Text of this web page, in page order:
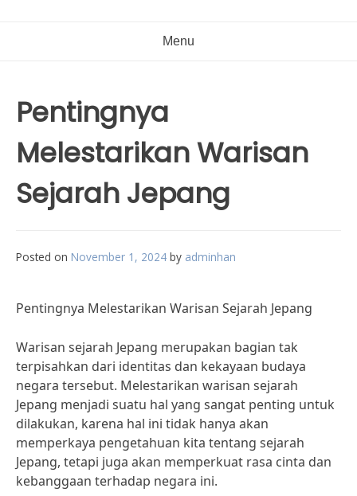
Menu
Pentingnya
Melestarikan Warisan
Sejarah Jepang
Posted on November 1, 2024 by adminhan
Pentingnya Melestarikan Warisan Sejarah Jepang
Warisan sejarah Jepang merupakan bagian tak
terpisahkan dari identitas dan kekayaan budaya
negara tersebut. Melestarikan warisan sejarah
Jepang menjadi suatu hal yang sangat penting untuk
dilakukan, karena hal ini tidak hanya akan
memperkaya pengetahuan kita tentang sejarah
Jepang, tetapi juga akan memperkuat rasa cinta dan
kebanggaan terhadap negara ini.